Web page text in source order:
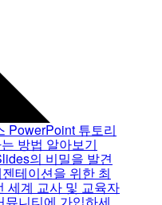
PowerPoint 튜토리
방법 알아보기
의 비밀을 발견
테이션을 위한 최
세계 교사 및 교육자